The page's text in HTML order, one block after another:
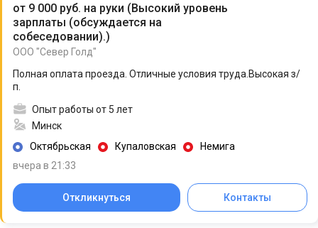
от 9 000 руб. на руки (Высокий уровень
зарплаты (обсуждается на
собеседовании).)
ООО "Север Голд"
Полная оплата проезда. Отличные условия труда.Высокая з/
п.
Опыт работы от 5 лет
Минск
Октябрьская
Купаловская
Немига
вчера в 21:33
Откликнуться Контакты